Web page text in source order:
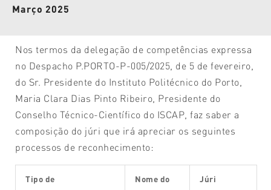
Março 2025
Nos termos da delegação de competências expressa
no Despacho P.PORTO-P-005/2025, de 5 de fevereiro,
do Sr. Presidente do Instituto Politécnico do Porto,
Maria Clara Dias Pinto Ribeiro, Presidente do
Conselho Técnico-Científico do ISCAP, faz saber a
composição do júri que irá apreciar os seguintes
processos de reconhecimento:
Tipo de
Nome do
Júri